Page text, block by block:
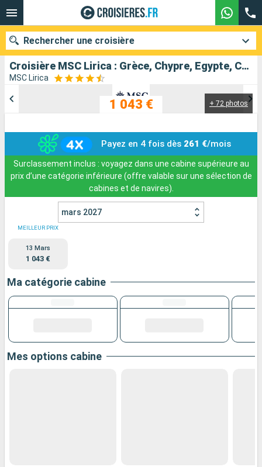
Croisière MSC Lirica : Grèce, Chypre, Egypte, Croatie, Italie au départ de Bari
MSC Lirica
+ 72 photos
1 043 €
Payez en 4 fois dès 261 €/mois
Surclassement inclus : voyagez dans une cabine supérieure au
prix d’une catégorie inférieure (offre valable sur une sélection de
cabines et de navires).
mars 2027
MEILLEUR PRIX
13 Mars
1 043 €
Ma catégorie cabine
Mes options cabine
Rechercher une croisière
Mois de départ
Ports Compagnies
Rechercher